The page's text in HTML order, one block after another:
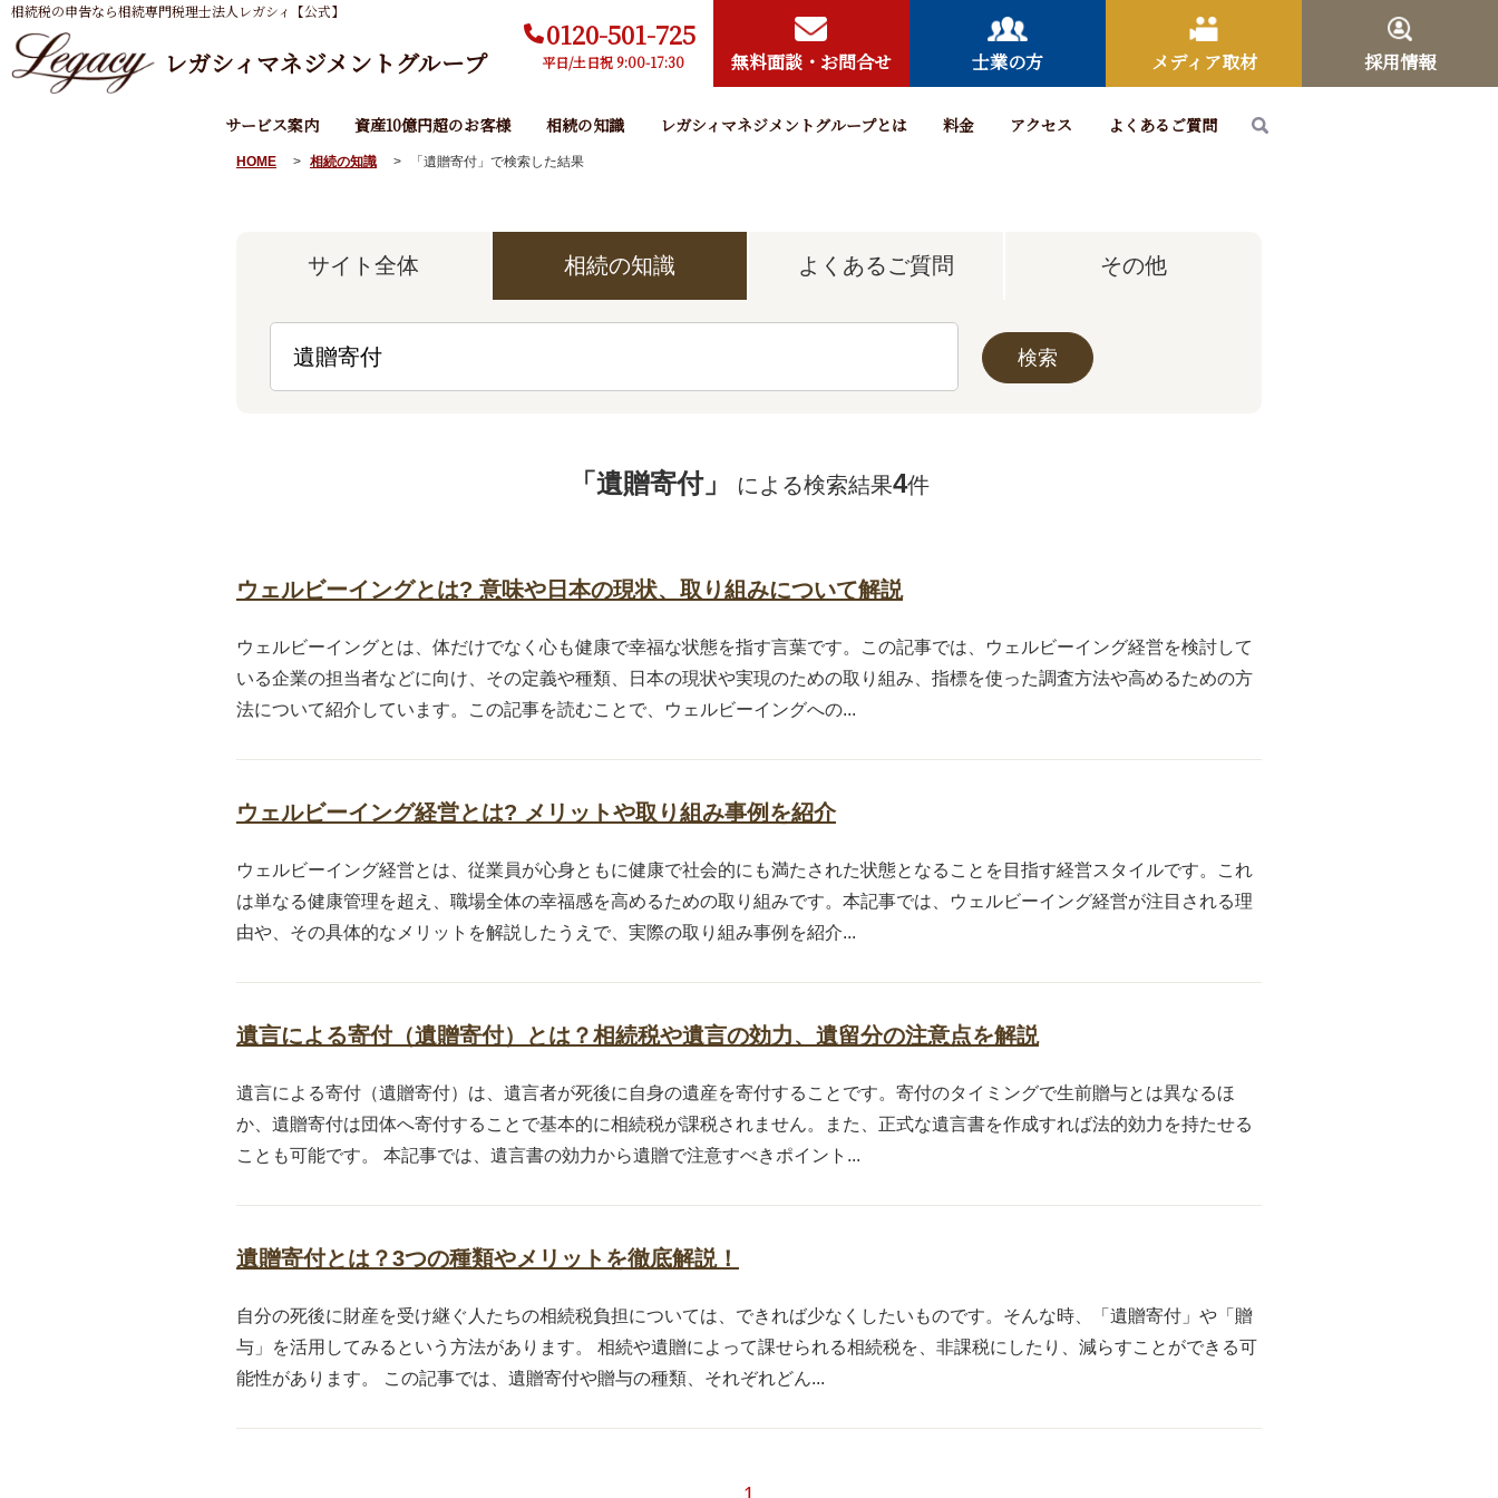
相続税の申告なら相続専門税理士法人レガシィ【公式】
レガシィマネジメントグループ
0120-501-725
平日/土日祝 9:00-17:30 無料面談・お問合せ 士業の方 メディア取材 採用情報
サービス案内 資産10億円超のお客様 相続の知識 レガシィマネジメントグループとは 料金 アクセス よくあるご質問
HOME 相続の知識 「 遺贈寄付 」で検索した結果
サイト 全体 相続の知識 よくあるご質問 その他
「 遺贈寄付」 による検索結果4件
ウェルビーイングとは? 意味や日本の現状、取り組みについて解説
ウェルビーイングとは、体だけでなく心も健康で幸福な状態を指す言葉です。この記事では、ウェルビーイング経営を検討して
いる企業の担当者などに向け、その定義や種類、日本の現状や実現のための取り組み、指標を使った調査方法や高めるための方
法について紹介しています。この記事を読むことで、ウェルビーイングへの...
ウェルビーイング経営とは? メリットや取り組み事例を紹介
ウェルビーイング経営とは、従業員が心身ともに健康で社会的にも満たされた状態となることを目指す経営スタイルです。これ
は単なる健康管理を超え、職場全体の幸福感を高めるための取り組みです。本記事では、ウェルビーイング経営が注目される理
由や、その具体的なメリットを解説したうえで、実際の取り組み事例を紹介...
遺言による寄付（遺贈寄付）とは？相続税や遺言の効力、遺留分の注意点を解説
遺言による寄付（遺贈寄付）は、遺言者が死後に自身の遺産を寄付することです。寄付のタイミングで生前贈与とは異なるほ
か、遺贈寄付は団体へ寄付することで基本的に相続税が課税されません。また、正式な遺言書を作成すれば法的効力を持たせる
ことも可能です。 本記事では、遺言書の効力から遺贈で注意すべきポイント...
遺贈寄付とは？3つの種類やメリットを徹底解説！
自分の死後に財産を受け継ぐ人たちの相続税負担については、できれば少なくしたいものです。そんな時、「遺贈寄付」や「贈
与」を活用してみるという方法があります。 相続や遺贈によって課せられる相続税を、非課税にしたり、減らすことができる可
能性があります。 この記事では、遺贈寄付や贈与の種類、それぞれどん...
1